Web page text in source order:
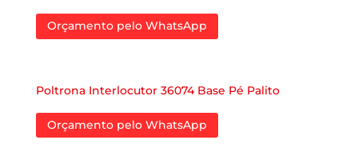
Orçamento pelo WhatsApp
Poltrona Interlocutor 36074 Base Pé Palito
Orçamento pelo WhatsApp